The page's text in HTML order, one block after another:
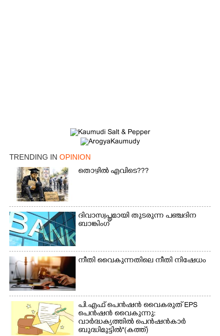
TRENDING IN OPINION
തൊഴിൽ എവിടെ???
ദിവാസ്വപ്നമായി തുടരുന്ന പഞ്ചദിന
ബാങ്കിംഗ്
നീതി വൈകുന്നതിലെ നീതി നിഷേധം
പി.എഫ് പെൻഷൻ വൈകരുത് EPS
പെൻഷൻ വൈകുന്നു:
വാർദ്ധക്യത്തിൽ പെൻഷൻകാർ
ബുദ്ധിമുട്ടിൽ*(കത്ത്)